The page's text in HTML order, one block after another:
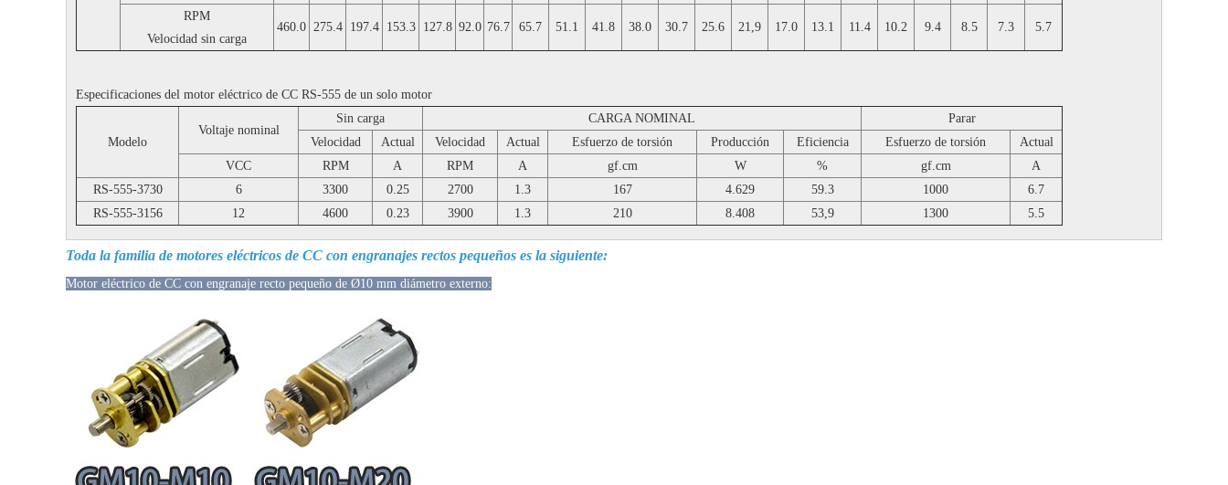
RPM
Velocidad sin carga
460.0 275.4 197.4 153.3 127.8 92.0 76.7 65.7 51.1 41.8 38.0 30.7 25.6 21,9 17.0 13.1 11.4 10.2 9.4 8.5 7.3 5.7
Especificaciones del motor eléctrico de CC RS-555 de un solo motor
Modelo
Voltaje nominal
Sin carga CARGA NOMINAL
Parar
Velocidad
Actual Velocidad Actual Esfuerzo de torsión Producción Eficiencia Esfuerzo de torsión
Actual
VCC
RPM A RPM A gf.cm W % gf.cm
A
RS-555-3730
6 3300 0.25 2700 1.3 167 4.629 59.3 1000
6.7
RS-555-3156
12 4600 0.23 3900 1.3 210 8.408 53,9 1300 5.5
Toda la familia de motores eléctricos de CC con engranajes rectos pequeños es la siguiente:
Motor eléctrico de CC con engranaje recto pequeño de Ø10 mm diámetro externo: